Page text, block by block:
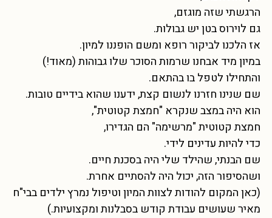
הרגשתי שזה מוגזם,
גם לוירוס בטן יש גבולות.
אז הלכנו לביקור רופא ומשם הופננו למיון.
במיון מיד אבחנו שרמות הסוכר שלו גבוהות (מאוד!)
והתחילו לטפל בו בהתאם.
שם שנינו חזרנו לנשום קצת, ידענו שהוא בידיים טובות.
הוא היה במצב שנקרא "חמצת קטוטית",
חמצת קטוטית "מרשימה" הם הגדירו,
כדי להיות עדינים לידי.
שם הבנתי, שהילד שלי היה בסכנת חיים.
ושהסיפור הזה, יכול היה להסתיים אחרת.
(כאן המקום להודות לצוות המיון וטיפול נמרץ ילדים בבי"ח
מאיר שעושים עבודת קודש בסבלנות ומקצועיות.)